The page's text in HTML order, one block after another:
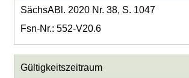
SächsABl. 2020 Nr. 38, S. 1047
Fsn-Nr.: 552-V20.6
Gültigkeitszeitraum